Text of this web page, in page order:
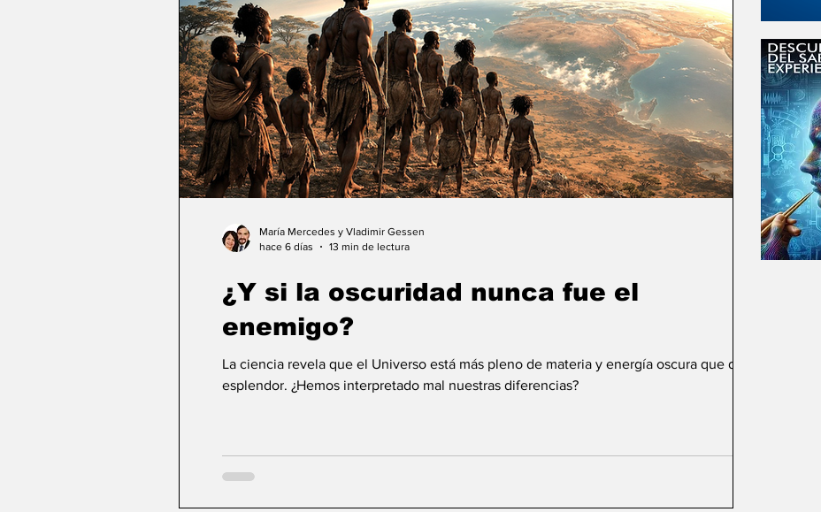
¿Y si la oscuridad nunca fue el
enemigo?
La ciencia revela que el Universo está más pleno de materia y energía oscura que de
esplendor. ¿Hemos interpretado mal nuestras diferencias?
María Mercedes y Vladimir Gessen
hace 6 días
13 min de lectura